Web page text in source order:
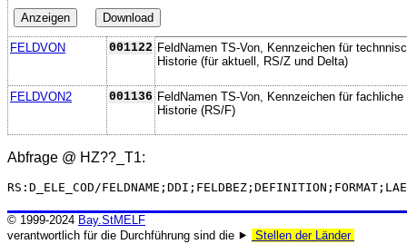
FELDVON 001122 FeldNamen TS-Von, Kennzeichen für
Historie (für aktuell, RS/Z und Delta)
FELDVON2 001136 FeldNamen TS-Von, Kennzeichen für fachliche
Historie (RS/F)
Abfrage @ HZ??_T1:
RS:D_ELE_COD/
© 1999-2024 Bay.StMELF
verantwortlich für die Durchführung sind die ⯈
Stellen der Länder